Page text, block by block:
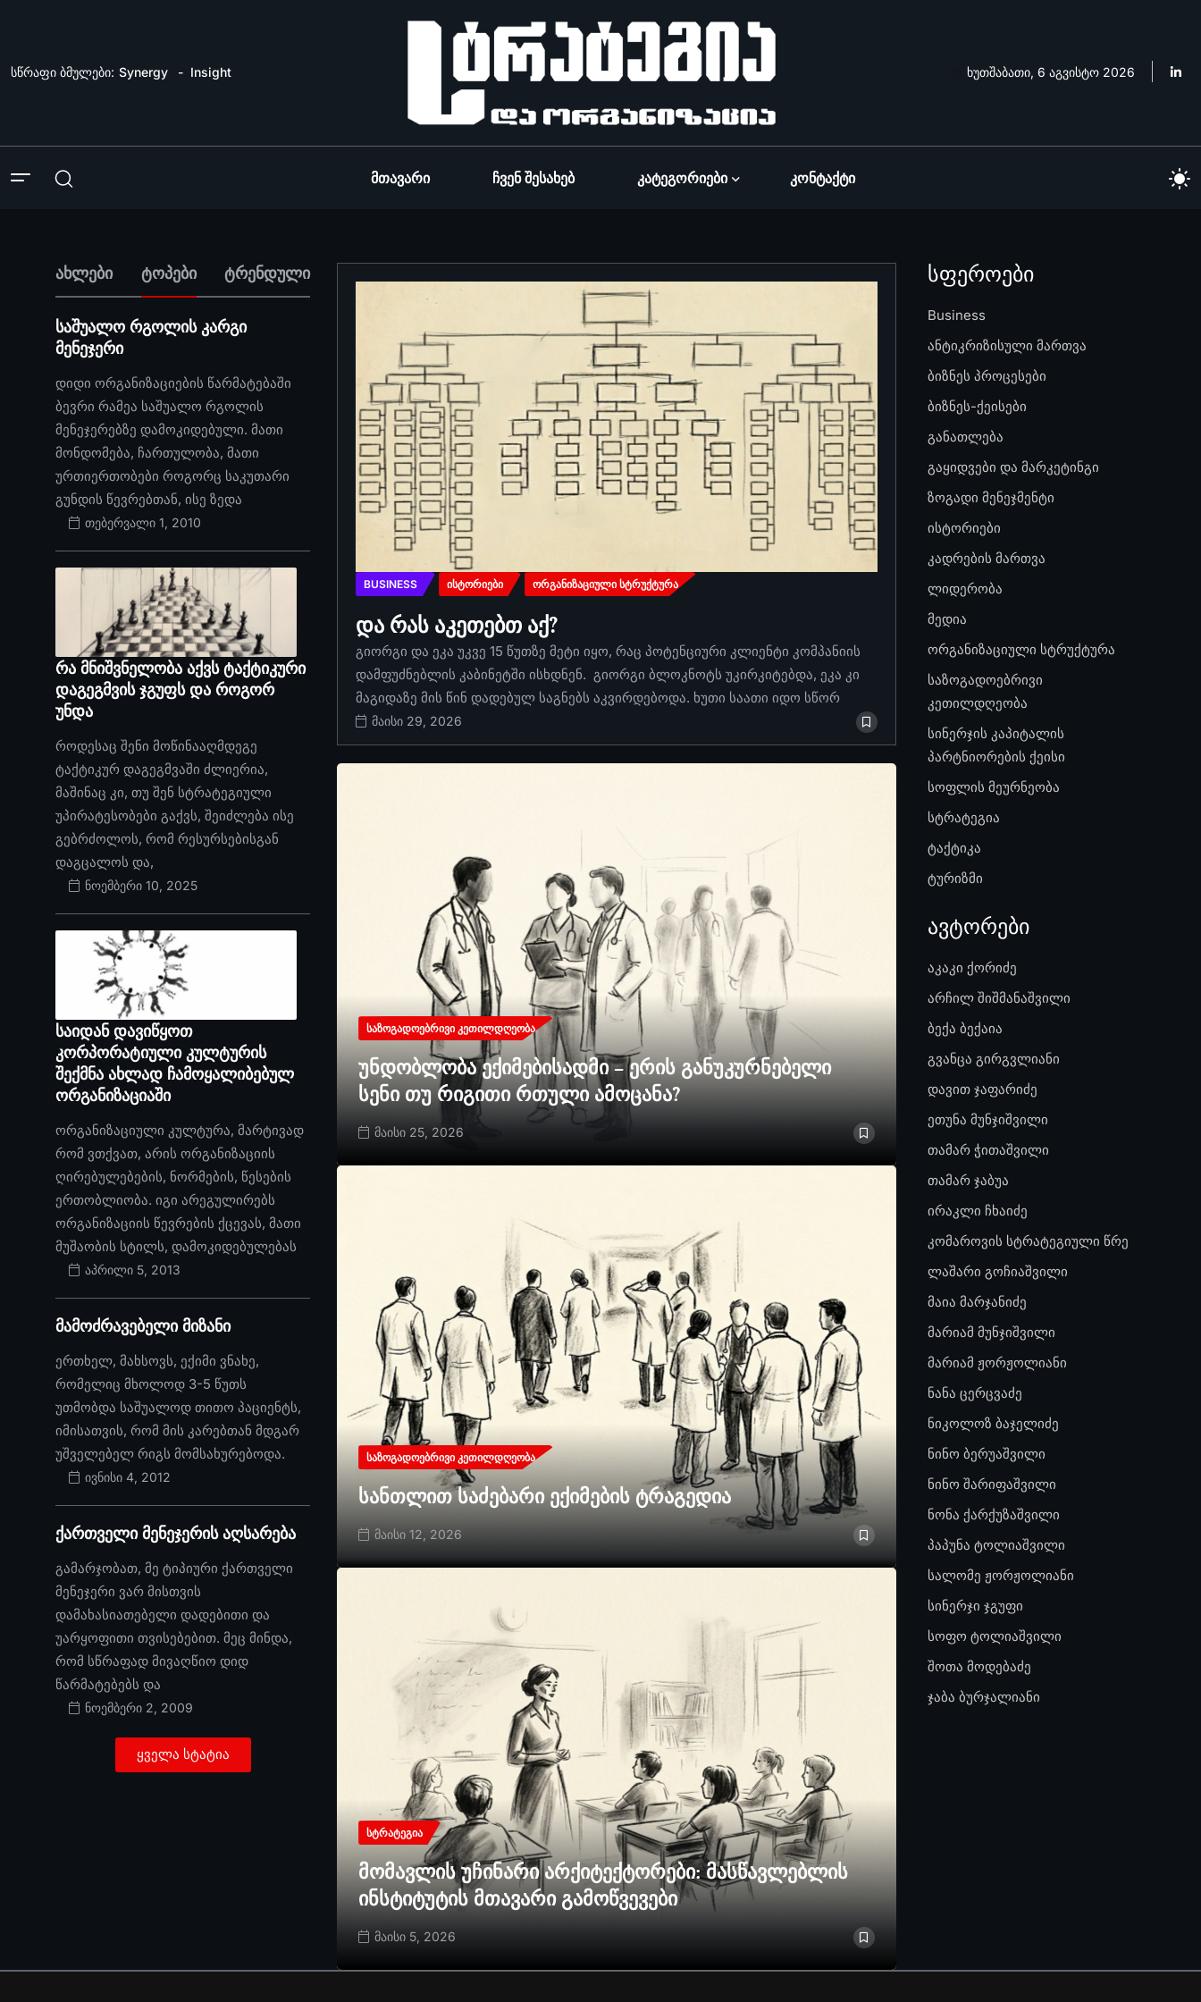
სწრაფი ბმულები: Synergy Insight ხუთშაბათი, 6 აგვისტო 2026
Მთავარი Ჩვენ Შესახებ Კატეგორიები Კონტაქტი
ახლები ტოპები ტრენდული
საშუალო რგოლის კარგი
მენეჯერი
დიდი ორგანიზაციების წარმატებაში
ბევრი რამეა საშუალო რგოლის
მენეჯერებზე დამოკიდებული. მათი
მონდომება, ჩართულობა, მათი
ურთიერთობები როგორც საკუთარი
გუნდის წევრებთან, ისე ზედა
თებერვალი 1, 2010
რა მნიშვნელობა აქვს ტაქტიკური
დაგეგმვის ჯგუფს და როგორ
უნდა
როდესაც შენი მოწინააღმდეგე
ტაქტიკურ დაგეგმვაში ძლიერია,
მაშინაც კი, თუ შენ სტრატეგიული
უპირატესობები გაქვს, შეიძლება ისე
გებრძოლოს, რომ რესურსებისგან
დაგცალოს და,
ნოემბერი 10, 2025
საიდან დავიწყოთ
კორპორატიული კულტურის
შექმნა ახლად ჩამოყალიბებულ
ორგანიზაციაში
ორგანიზაციული კულტურა, მარტივად
რომ ვთქვათ, არის ორგანიზაციის
ღირებულებების, ნორმების, წესების
ერთობლიობა. იგი არეგულირებს
ორგანიზაციის წევრების ქცევას, მათი
მუშაობის სტილს, დამოკიდებულებას
აპრილი 5, 2013
მამოძრავებელი მიზანი
ერთხელ, მახსოვს, ექიმი ვნახე,
რომელიც მხოლოდ 3-5 წუთს
უთმობდა საშუალოდ თითო პაციენტს,
იმისათვის, რომ მის კარებთან მდგარ
უშველებელ რიგს მომსახურებოდა.
ივნისი 4, 2012
ქართველი მენეჯერის აღსარება
გამარჯობათ, მე ტიპიური ქართველი
მენეჯერი ვარ მისთვის
დამახასიათებელი დადებითი და
უარყოფითი თვისებებით. მეც მინდა,
რომ სწრაფად მივაღწიო დიდ
წარმატებებს და
ნოემბერი 2, 2009
ყველა სტატია
BUSINESS ᲘᲡᲢᲝᲠᲘᲔᲑᲘ ᲝᲠᲒᲐᲜᲘᲖᲐᲪᲘᲣᲚᲘ ᲡᲢᲠᲣᲥᲢᲣᲠᲐ
და რას აკეთებთ აქ?
გიორგი და ეკა უკვე 15 წუთზე მეტი იყო, რაც პოტენციური კლიენტი კომპანიის
დამფუძნებლის კაბინეტში ისხდნენ. გიორგი ბლოკნოტს უკირკიტებდა, ეკა კი
მაგიდაზე მის წინ დადებულ საგნებს აკვირდებოდა. ხუთი საათი იდო სწორ
მაისი 29, 2026
ᲡᲐᲖᲝᲒᲐᲓᲝᲔᲑᲠᲘᲕᲘ ᲙᲔᲗᲘᲚᲓᲦᲔᲝᲑᲐ
უნდობლობა ექიმებისადმი – ერის განუკურნებელი
სენი თუ რიგითი რთული ამოცანა?
მაისი 25, 2026
ᲡᲐᲖᲝᲒᲐᲓᲝᲔᲑᲠᲘᲕᲘ ᲙᲔᲗᲘᲚᲓᲦᲔᲝᲑᲐ
სანთლით საძებარი ექიმების ტრაგედია
მაისი 12, 2026
ᲡᲢᲠᲐᲢᲔᲒᲘᲐ
მომავლის უჩინარი არქიტექტორები: მასწავლებლის
ინსტიტუტის მთავარი გამოწვევები
მაისი 5, 2026
სფეროები
Business
ანტიკრიზისული მართვა
ბიზნეს პროცესები
ბიზნეს-ქეისები
განათლება
გაყიდვები და მარკეტინგი
ზოგადი მენეჯმენტი
ისტორიები
კადრების მართვა
ლიდერობა
მედია
ორგანიზაციული სტრუქტურა
საზოგადოებრივი
კეთილდღეობა
სინერჯის კაპიტალის
პარტნიორების ქეისი
სოფლის მეურნეობა
სტრატეგია
ტაქტიკა
ტურიზმი
ავტორები
აკაკი ქორიძე
არჩილ შიშმანაშვილი
ბექა ბექაია
გვანცა გირგვლიანი
დავით ჯაფარიძე
ეთუნა მუნჯიშვილი
თამარ ჭითაშვილი
თამარ ჯაბუა
ირაკლი ჩხაიძე
კომაროვის სტრატეგიული წრე
ლაშარი გოჩიაშვილი
მაია მარჯანიძე
მარიამ მუნჯიშვილი
მარიამ ჟორჟოლიანი
ნანა ცერცვაძე
ნიკოლოზ ბაჯელიძე
ნინო ბერუაშვილი
ნინო შარიფაშვილი
ნონა ქარქუზაშვილი
პაპუნა ტოლიაშვილი
სალომე ჟორჟოლიანი
სინერჯი ჯგუფი
სოფო ტოლიაშვილი
შოთა მოდებაძე
ჯაბა ბურჯალიანი